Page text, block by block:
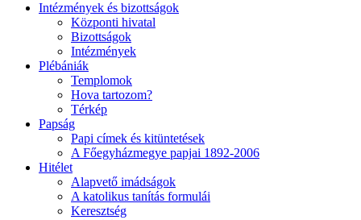
Intézmények és bizottságok
Központi hivatal
Bizottságok
Intézmények
Plébániák
Templomok
Hova tartozom?
Térkép
Papság
Papi címek és kitüntetések
A Főegyházmegye papjai 1892-2006
Hitélet
Alapvető imádságok
A katolikus tanítás formulái
Keresztség